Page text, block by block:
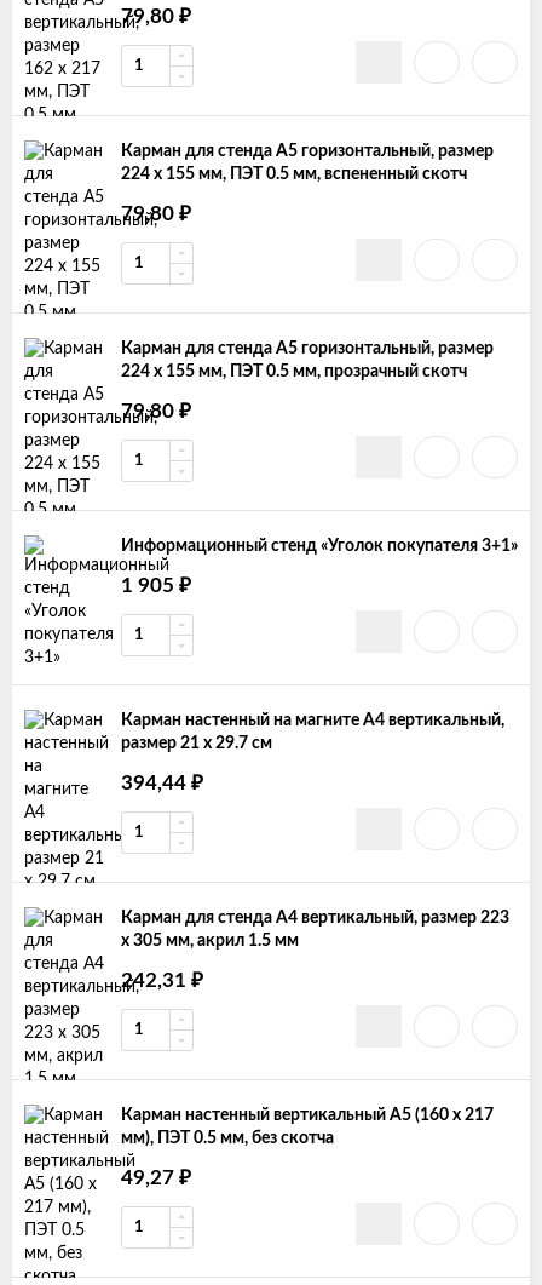
79,80 ₽
Карман для стенда А5 горизонтальный, размер
224 х 155 мм, ПЭТ 0.5 мм, вспененный скотч
79,80 ₽
Карман для стенда А5 горизонтальный, размер
224 х 155 мм, ПЭТ 0.5 мм, прозрачный скотч
79,80 ₽
Информационный стенд «Уголок покупателя 3+1»
1 905 ₽
Карман настенный на магните А4 вертикальный,
размер 21 х 29.7 см
394,44 ₽
Карман для стенда А4 вертикальный, размер 223
х 305 мм, акрил 1.5 мм
242,31 ₽
Карман настенный вертикальный А5 (160 х 217
мм), ПЭТ 0.5 мм, без скотча
49,27 ₽